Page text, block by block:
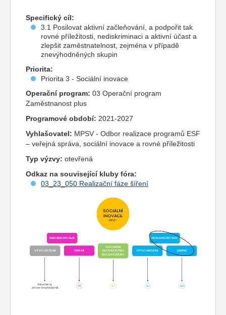
Specifický cíl:
3.1 Posilovat aktivní začleňování, a podpořit tak
rovné příležitosti, nediskriminaci a aktivní účast a
zlepšit zaměstnatelnost, zejména v případě
znevýhodněných skupin
Priorita:
Priorita 3 - Sociální inovace
Operační program: 03 Operační program
Zaměstnanost plus
Programové období: 2021-2027
Vyhlašovatel: MPSV - Odbor realizace programů ESF
– veřejná správa, sociální inovace a rovné příležitosti
Typ výzvy: otevřená
Odkaz na související kluby fóra:
03_23_050 Realizační fáze šíření